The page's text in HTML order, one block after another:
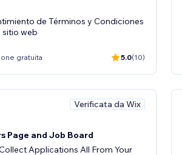
de Términos y Condiciones
sitio web
gratuita 5.0(10)
Verificata da Wix
Page and Job Board
Applications All From Your